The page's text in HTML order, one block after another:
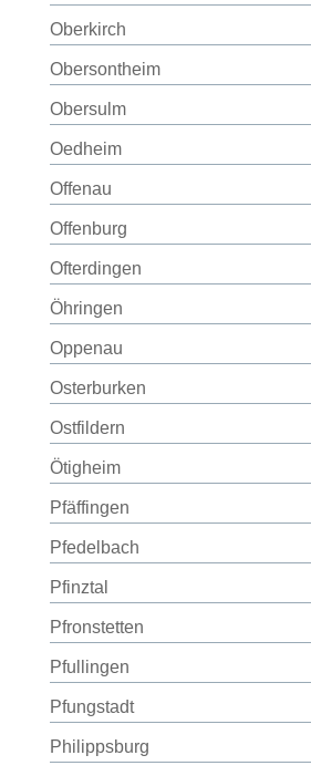
Oberkirch
Obersontheim
Obersulm
Oedheim
Offenau
Offenburg
Ofterdingen
Öhringen
Oppenau
Osterburken
Ostfildern
Ötigheim
Pfäffingen
Pfedelbach
Pfinztal
Pfronstetten
Pfullingen
Pfungstadt
Philippsburg